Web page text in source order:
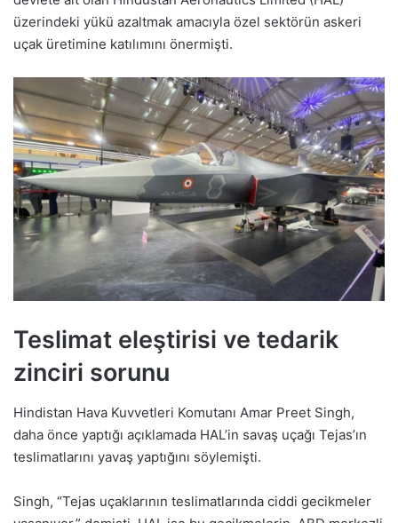
üzerindeki yükü azaltmak amacıyla özel sektörün askeri
uçak üretimine katılımını önermişti.
Teslimat eleştirisi ve tedarik
zinciri sorunu
Hindistan Hava Kuvvetleri Komutanı Amar Preet Singh,
daha önce yaptığı açıklamada HAL’in savaş uçağı Tejas’ın
teslimatlarını yavaş yaptığını söylemişti.
Singh, “Tejas uçaklarının teslimatlarında ciddi gecikmeler